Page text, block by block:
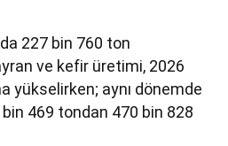
227 bin 760 ton
ve kefir üretimi, 2026
yükselirken; aynı dönemde
469 tondan 470 bin 828